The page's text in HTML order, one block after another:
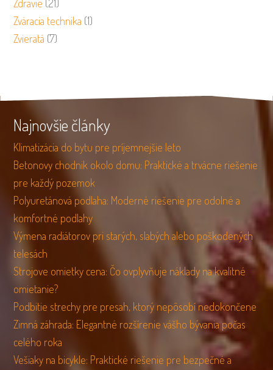
Zdravie (21)
Zváracia technika (1)
Zvieratá (7)
Najnovšie články
Klimatizácia do bytu pre príjemnejšie leto
Betonovy chodnik okolo domu: Praktické a trvácne riešenie
pre každý pozemok
Polyuretánová podlaha: Moderné riešenie pre odolné a
komfortné podlahy
Výmena radiátorov pri starých, slabých alebo poškodených
telesách
Strojove omietky cena: Čo ovplyvňuje náklady na kvalitné
omietanie?
Podbitie strechy pre presah, ktorý nepôsobí nedokončene
Zimná záhrada: Elegantné rozšírenie vášho bývania počas
celého roka
Vešiaky na bicykle: Praktické riešenie pre bezpečné a